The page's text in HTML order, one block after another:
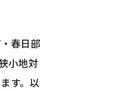
春日部
小地対
す。以